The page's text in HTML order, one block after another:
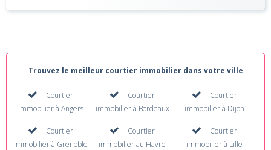
Trouvez le meilleur courtier immobilier dans votre ville
Courtier
immobilier à Angers
Courtier
immobilier à Bordeaux
Courtier
immobilier à Dijon
Courtier
immobilier à Grenoble
Courtier
immobilier au Havre
Courtier
immobilier à Lille